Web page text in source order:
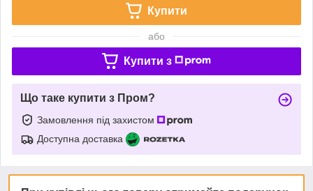
Купити
або
Купити з
Що таке купити з Пром?
Замовлення під захистом
Доступна доставка